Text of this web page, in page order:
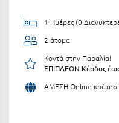
Αριδαία
Αρκαδία
Αρκίτσα
Ξενοδοχεία 3 Αστέρων
Ξενοδοχεία 4 Αστέρων
Ξενοδοχεία 5 Αστέρων
Βίλες
1 Ημέρες (0
2 άτομα
Κοντά στην Παραλία!
ΕΠΙΠΛΕΟΝ Κέρδος
ΑΜΕΣΗ Online